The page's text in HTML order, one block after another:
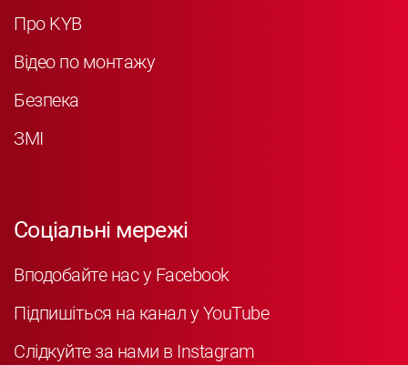
Про KYB
Відео по монтажу
Безпека
ЗМІ
Соціальні мережі
Вподобайте нас у Facebook
Підпишіться на канал у YouTube
Слідкуйте за нами в Instagram